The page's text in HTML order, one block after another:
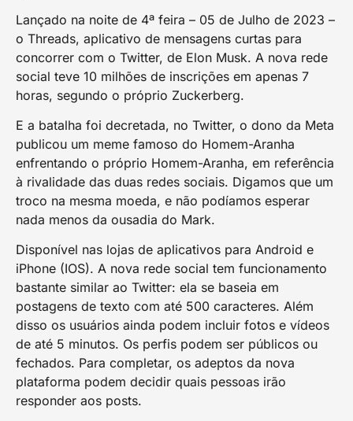
Lançado na noite de 4ª feira – 05 de Julho de 2023 –
o Threads, aplicativo de mensagens curtas para
concorrer com o Twitter, de Elon Musk. A nova rede
social teve 10 milhões de inscrições em apenas 7
horas, segundo o próprio Zuckerberg.
E a batalha foi decretada, no Twitter, o dono da Meta
publicou um meme famoso do Homem-Aranha
enfrentando o próprio Homem-Aranha, em referência
à rivalidade das duas redes sociais. Digamos que um
troco na mesma moeda, e não podíamos esperar
nada menos da ousadia do Mark.
Disponível nas lojas de aplicativos para Android e
iPhone (IOS). A nova rede social tem funcionamento
bastante similar ao Twitter: ela se baseia em
postagens de texto com até 500 caracteres. Além
disso os usuários ainda podem incluir fotos e vídeos
de até 5 minutos. Os perfis podem ser públicos ou
fechados. Para completar, os adeptos da nova
plataforma podem decidir quais pessoas irão
responder aos posts.